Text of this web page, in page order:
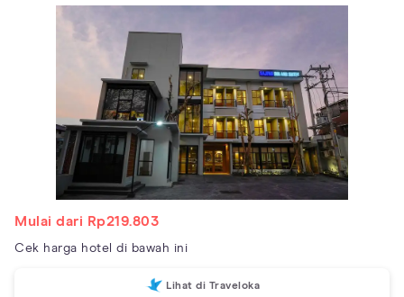
Mulai dari Rp219.803
Cek harga hotel di bawah ini
Lihat di Traveloka